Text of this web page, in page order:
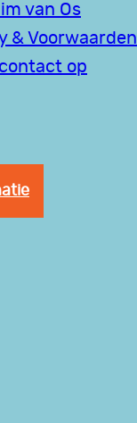
van Os
& Voorwaarden
op